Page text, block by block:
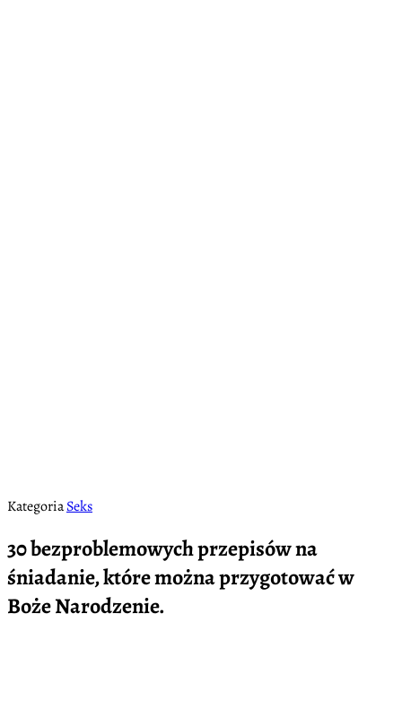
KategoriaSeks
30 bezproblemowych przepisów na
śniadanie, które można przygotować w
Boże Narodzenie.